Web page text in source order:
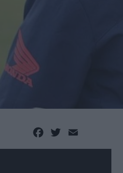
Facebook
Twitter